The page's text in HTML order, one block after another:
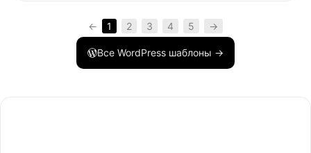
← 1 2 3 4 5 →
Все WordPress шаблоны →